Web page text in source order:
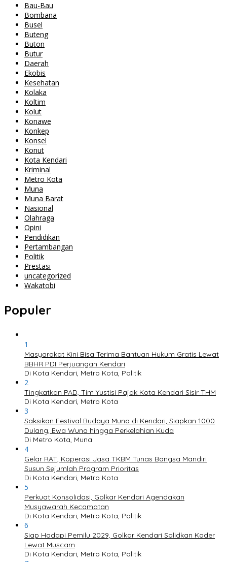
Bau-Bau
Bombana
Busel
Buteng
Buton
Butur
Daerah
Ekobis
Kesehatan
Kolaka
Koltim
Kolut
Konawe
Konkep
Konsel
Konut
Kota Kendari
Kriminal
Metro Kota
Muna
Muna Barat
Nasional
Olahraga
Opini
Pendidikan
Pertambangan
Politik
Prestasi
uncategorized
Wakatobi
Populer
1
Masyarakat Kini Bisa Terima Bantuan Hukum Gratis Lewat
BBHR PDI Perjuangan Kendari
Di Kota Kendari, Metro Kota, Politik
2
Tingkatkan PAD, Tim Yustisi Pajak Kota Kendari Sisir THM
Di Kota Kendari, Metro Kota
3
Saksikan Festival Budaya Muna di Kendari, Siapkan 1000
Dulang, Ewa Wuna hingga Perkelahian Kuda
Di Metro Kota, Muna
4
Gelar RAT, Koperasi Jasa TKBM Tunas Bangsa Mandiri
Susun Sejumlah Program Prioritas
Di Kota Kendari, Metro Kota
5
Perkuat Konsolidasi, Golkar Kendari Agendakan
Musyawarah Kecamatan
Di Kota Kendari, Metro Kota, Politik
6
Siap Hadapi Pemilu 2029, Golkar Kendari Solidkan Kader
Lewat Muscam
Di Kota Kendari, Metro Kota, Politik